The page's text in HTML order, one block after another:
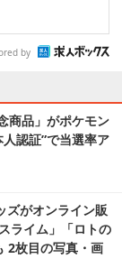
by
商品」がポケモン
認証”で当選率ア
ズがオンライン販
ライム」「ロトの
2枚目の写真・画